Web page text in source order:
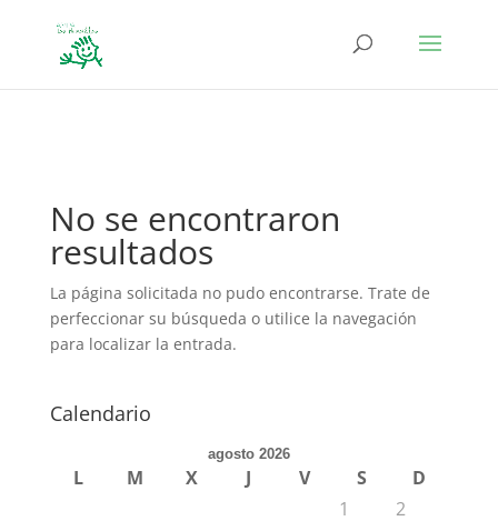
No se encontraron
resultados
La página solicitada no pudo encontrarse. Trate de
perfeccionar su búsqueda o utilice la navegación
para localizar la entrada.
Calendario
agosto 2026
L M X J V S
D
1
2